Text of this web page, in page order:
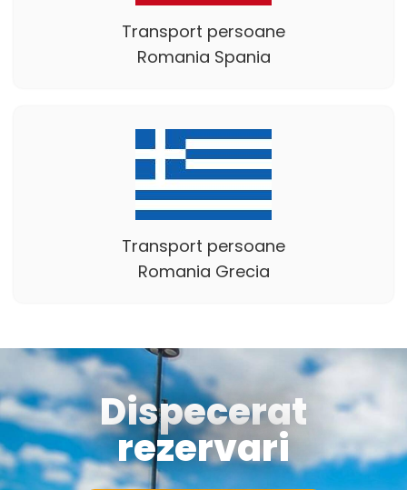
Transport persoane
Romania Spania
Transport persoane
Romania Grecia
Dispecerat
rezervari